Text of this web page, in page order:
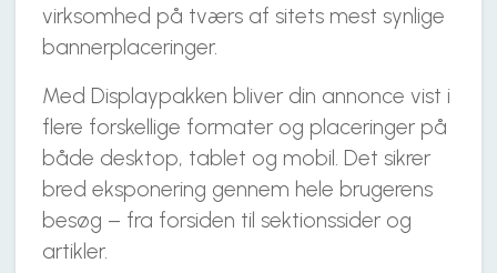
virksomhed på tværs af sitets mest synlige
bannerplaceringer.
Med Displaypakken bliver din annonce vist i
flere forskellige formater og placeringer på
både desktop, tablet og mobil. Det sikrer
bred eksponering gennem hele brugerens
besøg – fra forsiden til sektionssider og
artikler.